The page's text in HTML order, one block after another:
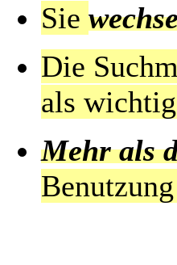
Sie
Die
als
Mehr als